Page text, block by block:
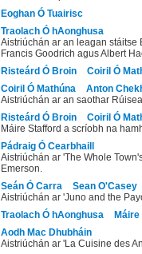
Eoghan Ó Tuairisc
Traolach Ó hAonghusa
Aistriúchán ar an leagan stáitse
Francis Goodrich agus Albert
Risteárd Ó Broin
Coiril Ó
Coiril Ó Mathúna
Anton
Aistriúchán ar an saothar
Risteárd Ó Broin
Coiril Ó
Máire Stafford a scríobh na
Pádraig Ó Cearbhaill
Aistriúchán ar 'The Whole
Emerson.
Seán Ó Carra
Sean O'Casey
Aistriúchán ar 'Juno and the
Traolach Ó hAonghusa
Máire
Aodh Mac Dhubháin
Aistriúchán ar 'La Cuisine des